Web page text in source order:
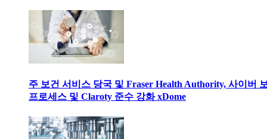
주 보건 서비스 당국 및 Fraser Health Authority, 사이버
프로세스 및 Claroty 준수 강화 xDome